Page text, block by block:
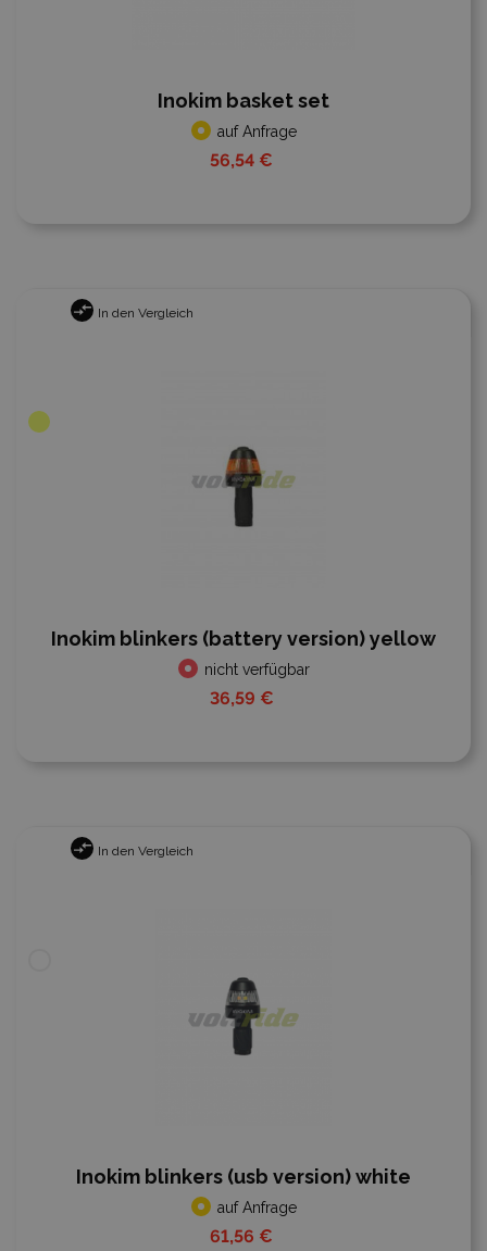
Inokim basket set
auf Anfrage
56,54 €
In den Vergleich
Inokim blinkers (battery version) yellow
nicht verfügbar
36,59 €
In den Vergleich
Inokim blinkers (usb version) white
auf Anfrage
61,56 €